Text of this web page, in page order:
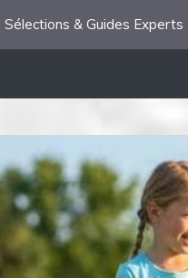
Sélections & Guides Experts